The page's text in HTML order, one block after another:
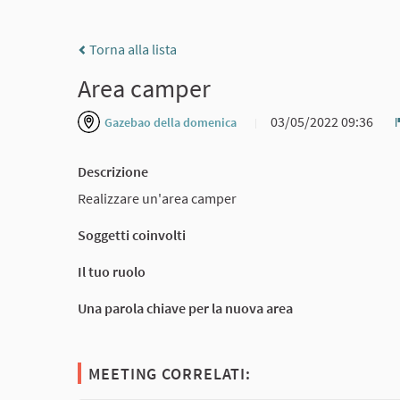
Torna alla lista
Area camper
Gazebao della domenica
03/05/2022 09:36
Descrizione
Realizzare un'area camper
Soggetti coinvolti
Il tuo ruolo
Una parola chiave per la nuova area
MEETING CORRELATI: